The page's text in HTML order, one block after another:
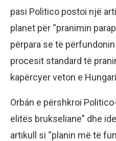
pasi Politico postoi një
planet për “pranimin
përpara se të
procesit standard të
kapërcyer veton e
Orbán e përshkroi
elitës brukseliane” dhe
artikull si “planin më të